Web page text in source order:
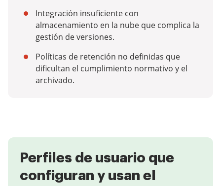
Integración insuficiente con
almacenamiento en la nube que complica la
gestión de versiones.
Políticas de retención no definidas que
dificultan el cumplimiento normativo y el
archivado.
Perfiles de usuario que
configuran y usan el